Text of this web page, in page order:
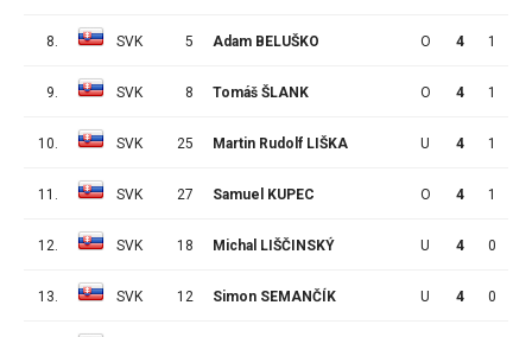
8. SVK 5 Adam BELUŠKO O 4 1
9. SVK 8 Tomáš ŠLANK O 4 1
10. SVK 25 Martin Rudolf LIŠKA U 4 1
11. SVK 27 Samuel KUPEC O 4 1
12. SVK 18 Michal LIŠČINSKÝ U 4 0
13. SVK 12 Simon SEMANČÍK U 4 0